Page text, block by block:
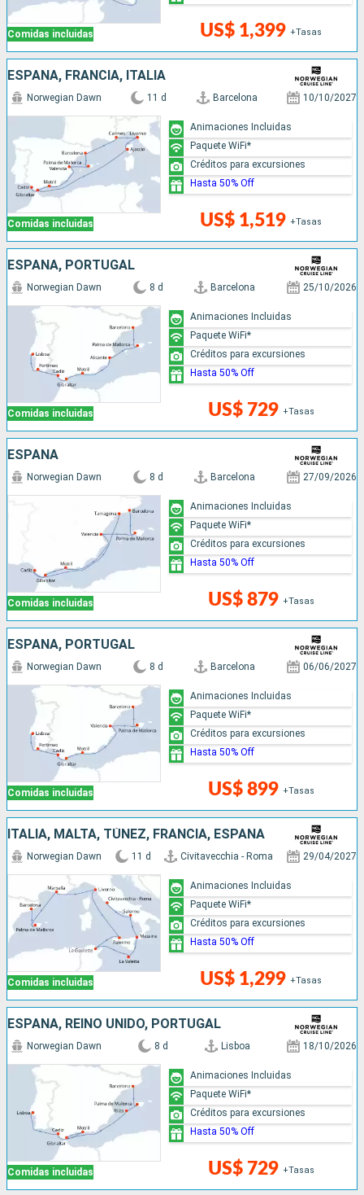
Comidas incluidas US$ 1,399 +Tasas
ESPAÑA, FRANCIA, ITALIA
Comidas incluidas
Norwegian Dawn 11 d Barcelona 10/10/2027
US$ 1,519 +Tasas
Animaciones Incluidas
Paquete WiFi*
Créditos para excursiones
Hasta 50% Off
ESPAÑA, PORTUGAL
Comidas incluidas
Norwegian Dawn 8 d Barcelona 25/10/2026
US$ 729 +Tasas
Animaciones Incluidas
Paquete WiFi*
Créditos para excursiones
Hasta 50% Off
ESPAÑA
Comidas incluidas
Norwegian Dawn 8 d Barcelona 27/09/2026
US$ 879 +Tasas
Animaciones Incluidas
Paquete WiFi*
Créditos para excursiones
Hasta 50% Off
ESPAÑA, PORTUGAL
Comidas incluidas
Norwegian Dawn 8 d Barcelona 06/06/2027
US$ 899 +Tasas
Animaciones Incluidas
Paquete WiFi*
Créditos para excursiones
Hasta 50% Off
ITALIA, MALTA, TÚNEZ, FRANCIA, ESPAÑA
Comidas incluidas
Norwegian Dawn 11 d Civitavecchia - Roma 29/04/2027
US$ 1,299 +Tasas
Animaciones Incluidas
Paquete WiFi*
Créditos para excursiones
Hasta 50% Off
ESPAÑA, REINO UNIDO, PORTUGAL
Comidas incluidas
Norwegian Dawn 8 d Lisboa 18/10/2026
US$ 729 +Tasas
Animaciones Incluidas
Paquete WiFi*
Créditos para excursiones
Hasta 50% Off